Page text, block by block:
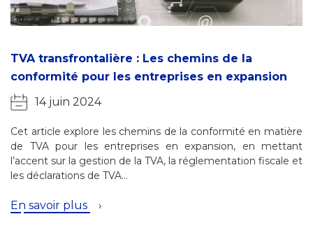
TVA transfrontalière : Les chemins de la
conformité pour les entreprises en expansion
14 juin 2024
Cet article explore les chemins de la conformité en matière
de TVA pour les entreprises en expansion, en mettant
l’accent sur la gestion de la TVA, la réglementation fiscale et
les déclarations de TVA…
En savoir plus